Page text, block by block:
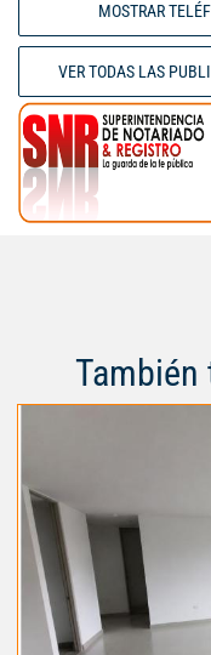
MOSTRAR
VER TODAS LAS
También